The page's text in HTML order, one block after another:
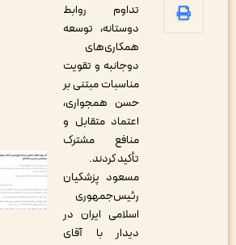
تداوم روابط
دوستانه، توسعه
همکاری‌های
دوجانبه و تقویت
مناسبات مبتنی بر
حسن همجواری،
اعتماد متقابل و
منافع مشترک
تأکید کردند.
مسعود پزشکیان
رئیس‌جمهوری
اسلامی ایران در
دیدار با آقای